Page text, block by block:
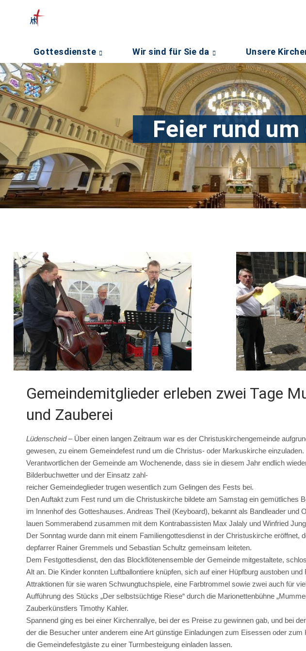
Gottesdienste Wir sind für Sie da Unsere
Feier rund
Gemeindemitglieder erleben zwei Tage
und Zauberei
Lüdenscheid– Über einen langen Zeitraum war es der Christuskirchengemeinde
gewesen, zu einem Gemeindefest rund um die Christus- oder Markuskirche
Verantwortlichen der Gemeinde am Wochenende, dass sie in diesem Jahr endlich
Bilderbuchwetter und der Einsatz zahl-
reicher Gemeindeglieder trugen wesentlich zum Gelingen des Fests bei.
Den Auftakt zum Fest rund um die Christuskirche bildete am Samstag ein gemütliches
im Innenhof des Gotteshauses. Andreas Theil (Keyboard), bekannt als Bandleader und
lauen Sommerabend zusammen mit dem Kontrabassisten Max Jalaly und Winfried
Der Sonntag wurde dann mit einem Familiengottesdienst in der Christuskirche eröffnet,
depfarrer Rainer Gremmels und Sebastian Schultz gemeinsam leiteten.
Dem Festgottesdienst, den das Blockflötenensemble der Gemeinde mitgestaltete,
Alt an. Die Kinder konnten Luftballontiere knüpfen, sich auf einer Hüpfburg austoben
Attraktionen für sie waren Schwungtuchspiele, eine Farbtrommel sowie zwei auch für
Aufführung des Stücks „Der selbstsüchtige Riese“ durch die Marionettenbühne
Zauberkünstlers Timothy Kahler.
Spannend ging es bei einer Kirchenrallye, bei der es Preise zu gewinnen gab, und bei
der die Besucher unter anderem eine Art günstige Einladungen zum Eisessen oder
die Gemeindefestgäste zu einer Turmbesteigung einladen lassen.